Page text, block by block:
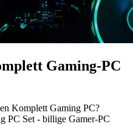
Gaming-PC
Komplett Gaming PC?
PC Set - billige Gamer-PC